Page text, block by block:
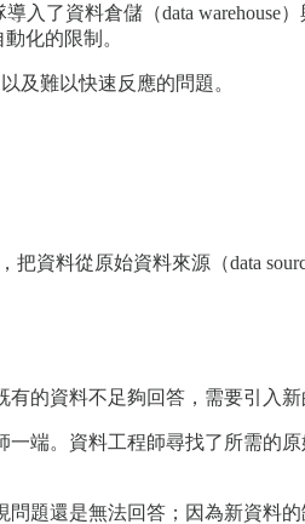
導入了資料倉儲（data
化的限制。
及難以快速反應的問題。
把資料從原始資料來源（data
的資料不足夠回答，需要引入新
端。資料工程師尋找了所需的
題還是無法回答；因為新資料